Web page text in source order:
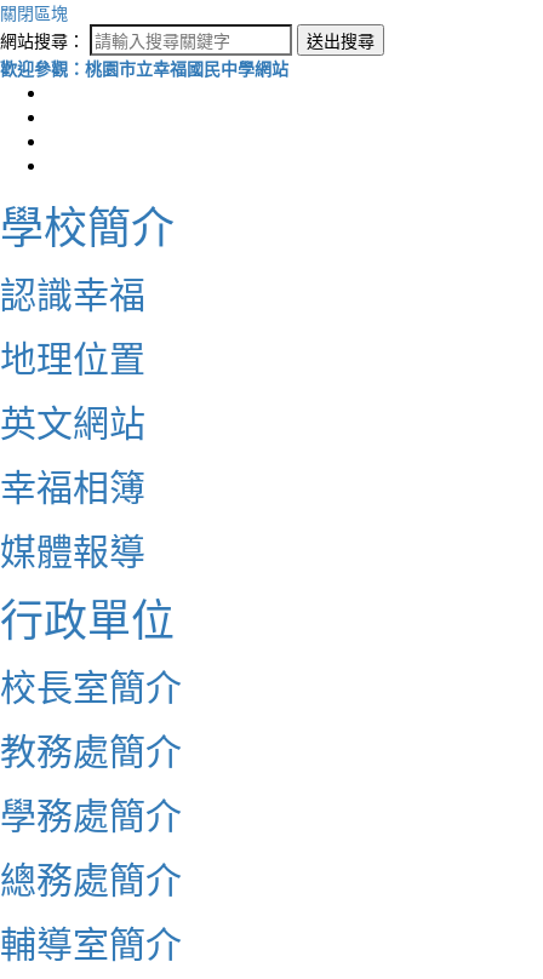
關閉區塊
網站搜尋：
送出搜尋
歡迎參觀：桃園市立幸福國民中學網站
學校簡介
認識幸福
地理位置
英文網站
幸福相簿
媒體報導
行政單位
校長室簡介
教務處簡介
學務處簡介
總務處簡介
輔導室簡介